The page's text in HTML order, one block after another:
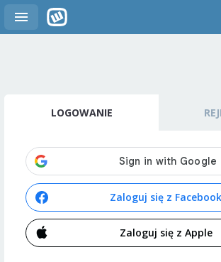
LOGOWANIE
Zaloguj się z Facebook
Zaloguj się z Apple